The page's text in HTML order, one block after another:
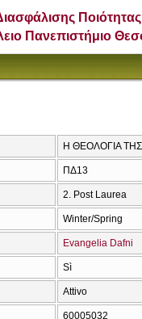
Ποιότητας
Πανεπιστήμιο
Η ΘΕΟΛΟΓΙΑ
ΠΔ13
2. Post Laurea
Winter/Spring
Evangelia Dafni
Sì
Attivo
60005032